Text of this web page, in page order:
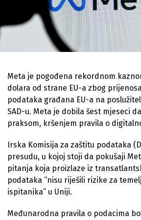
Meta je pogođena rekordnom
dolara od strane EU-a zbog
podataka građana EU-a na
SAD-u. Meta je dobila šest mjeseci
praksom, kršenjem pravila o
Irska Komisija za zaštitu podataka
presudu, u kojoj stoji da pokušaji
pitanja koja proizlaze iz
podataka “nisu riješili rizike za
ispitanika” u Uniji.
Međunarodna pravila o podacima